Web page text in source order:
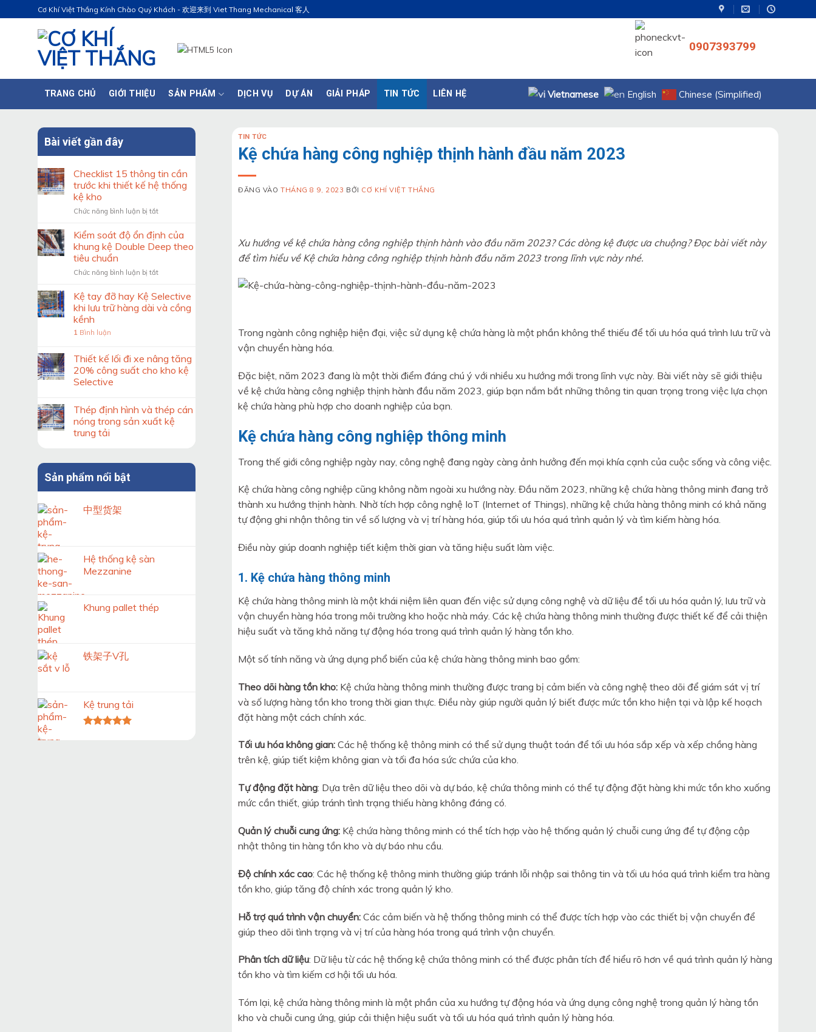
qua
Cơ Khí Việt Thắng Kính Chào Quý Khách - 欢迎来到 Viet Thang Mechanical 客人
0907393799
TRANG CHỦ GIỚI THIỆU SẢN PHẨM DỊCH VỤ DỰ ÁN GIẢI PHÁP TIN TỨC LIÊN HỆ Vietnamese English Chinese (Simplified)
Bài viết gần đây
Checklist 15 thông tin cần
trước khi thiết kế hệ thống
kệ kho
Chức năng bình luận bị tắtở
15
thông
tin
trước
thiết
kế
hệ
Kiểm soát độ ổn định của
khung kệ Double Deep theo
tiêu chuẩn
Chức năng bình luận bị tắtở
soát
độ
ổn
Double
Deep
chuẩn
Kệ tay đỡ hay Kệ Selective
khi lưu trữ hàng dài và cồng
kềnh
1 Bình luận
Thiết kế lối đi xe nâng tăng
20% công suất cho kho kệ
Selective
Thép định hình và thép cán
nóng trong sản xuất kệ
trung tải
Sản phẩm nổi bật
中型货架
Hệ thống kệ sàn
Mezzanine
Khung pallet thép
铁架子V孔
Kệ trung tải
TIN TỨC
Kệ chứa hàng công nghiệp thịnh hành đầu năm 2023
ĐĂNG VÀOTHÁNG 8 9, 2023 BỞI CƠ KHÍ VIỆT THẮNG
Xu hướng về kệ chứa hàng công nghiệp thịnh hành vào đầu năm 2023? Các dòng kệ được ưa chuộng? Đọc bài viết này
để tìm hiểu về Kệ chứa hàng công nghiệp thịnh hành đầu năm 2023 trong lĩnh vực này nhé.
Trong ngành công nghiệp hiện đại, việc sử dụng kệ chứa hàng là một phần không thể thiếu để tối ưu hóa quá trình lưu trữ và
vận chuyển hàng hóa.
Đặc biệt, năm 2023 đang là một thời điểm đáng chú ý với nhiều xu hướng mới trong lĩnh vực này. Bài viết này sẽ giới thiệu
về kệ chứa hàng công nghiệp thịnh hành đầu năm 2023, giúp bạn nắm bắt những thông tin quan trọng trong việc lựa chọn
kệ chứa hàng phù hợp cho doanh nghiệp của bạn.
Kệ chứa hàng công nghiệp thông minh
Trong thế giới công nghiệp ngày nay, công nghệ đang ngày càng ảnh hưởng đến mọi khía cạnh của cuộc sống và công việc.
Kệ chứa hàng công nghiệp cũng không nằm ngoài xu hướng này. Đầu năm 2023, những kệ chứa hàng thông minh đang trở
thành xu hướng thịnh hành. Nhờ tích hợp công nghệ IoT (Internet of Things), những kệ chứa hàng thông minh có khả năng
tự động ghi nhận thông tin về số lượng và vị trí hàng hóa, giúp tối ưu hóa quá trình quản lý và tìm kiếm hàng hóa.
Điều này giúp doanh nghiệp tiết kiệm thời gian và tăng hiệu suất làm việc.
1. Kệ chứa hàng thông minh
Kệ chứa hàng thông minh là một khái niệm liên quan đến việc sử dụng công nghệ và dữ liệu để tối ưu hóa quản lý, lưu trữ và
vận chuyển hàng hóa trong môi trường kho hoặc nhà máy. Các kệ chứa hàng thông minh thường được thiết kế để cải thiện
hiệu suất và tăng khả năng tự động hóa trong quá trình quản lý hàng tồn kho.
Một số tính năng và ứng dụng phổ biến của kệ chứa hàng thông minh bao gồm:
Theo dõi hàng tồn kho: Kệ chứa hàng thông minh thường được trang bị cảm biến và công nghệ theo dõi để giám sát vị trí
và số lượng hàng tồn kho trong thời gian thực. Điều này giúp người quản lý biết được mức tồn kho hiện tại và lập kế hoạch
đặt hàng một cách chính xác.
Tối ưu hóa không gian: Các hệ thống kệ thông minh có thể sử dụng thuật toán để tối ưu hóa sắp xếp và xếp chồng hàng
trên kệ, giúp tiết kiệm không gian và tối đa hóa sức chứa của kho.
Tự động đặt hàng: Dựa trên dữ liệu theo dõi và dự báo, kệ chứa thông minh có thể tự động đặt hàng khi mức tồn kho xuống
mức cần thiết, giúp tránh tình trạng thiếu hàng không đáng có.
Quản lý chuỗi cung ứng: Kệ chứa hàng thông minh có thể tích hợp vào hệ thống quản lý chuỗi cung ứng để tự động cập
nhật thông tin hàng tồn kho và dự báo nhu cầu.
Độ chính xác cao: Các hệ thống kệ thông minh thường giúp tránh lỗi nhập sai thông tin và tối ưu hóa quá trình kiểm tra hàng
tồn kho, giúp tăng độ chính xác trong quản lý kho.
Hỗ trợ quá trình vận chuyển: Các cảm biến và hệ thống thông minh có thể được tích hợp vào các thiết bị vận chuyển để
giúp theo dõi tình trạng và vị trí của hàng hóa trong quá trình vận chuyển.
Phân tích dữ liệu: Dữ liệu từ các hệ thống kệ chứa thông minh có thể được phân tích để hiểu rõ hơn về quá trình quản lý hàng
tồn kho và tìm kiếm cơ hội tối ưu hóa.
Tóm lại, kệ chứa hàng thông minh là một phần của xu hướng tự động hóa và ứng dụng công nghệ trong quản lý hàng tồn
kho và chuỗi cung ứng, giúp cải thiện hiệu suất và tối ưu hóa quá trình quản lý hàng hóa.